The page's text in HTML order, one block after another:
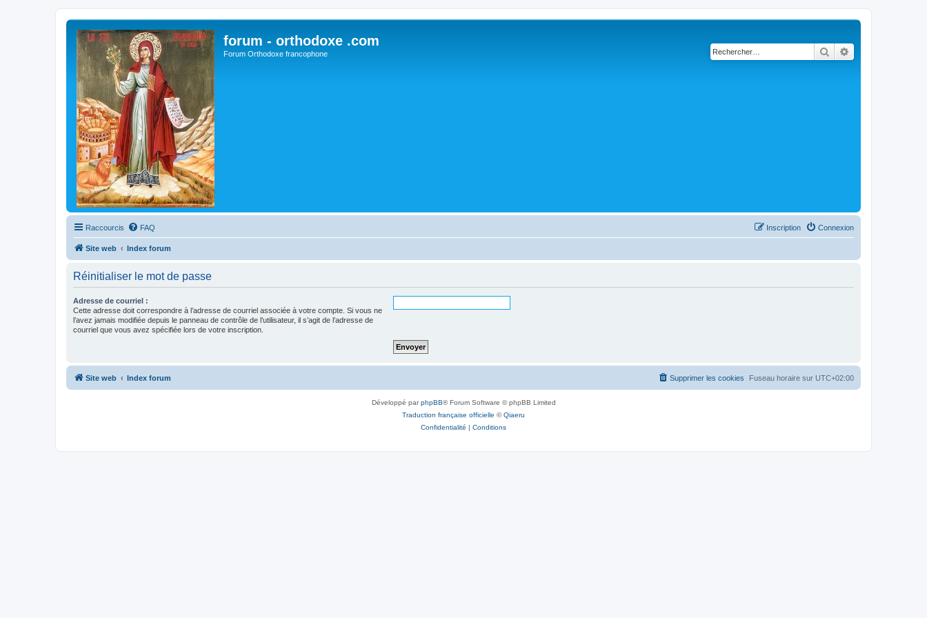
forum - orthodoxe .com
Forum Orthodoxe francophone Rechercher
Raccourcis FAQ Connexion
Inscription
Site web Index forum
Réinitialiser le mot de passe
Adresse de courriel :
Cette adresse doit correspondre à l’adresse de courriel associée à votre compte. Si vous ne
l’avez jamais modifiée depuis le panneau de contrôle de l’utilisateur, il s’agit de l’adresse de
courriel que vous avez spécifiée lors de votre inscription.
Site web Index forum Fuseau horaire sur UTC+02:00
Supprimer les cookies
Développé parphpBB® Forum Software © phpBB Limited
Traduction française officielle ©Qiaeru
Confidentialité | Conditions